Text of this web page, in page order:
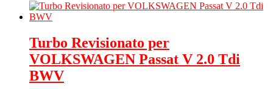
Turbo Revisionato per
VOLKSWAGEN Passat V 2.0 Tdi
BWV